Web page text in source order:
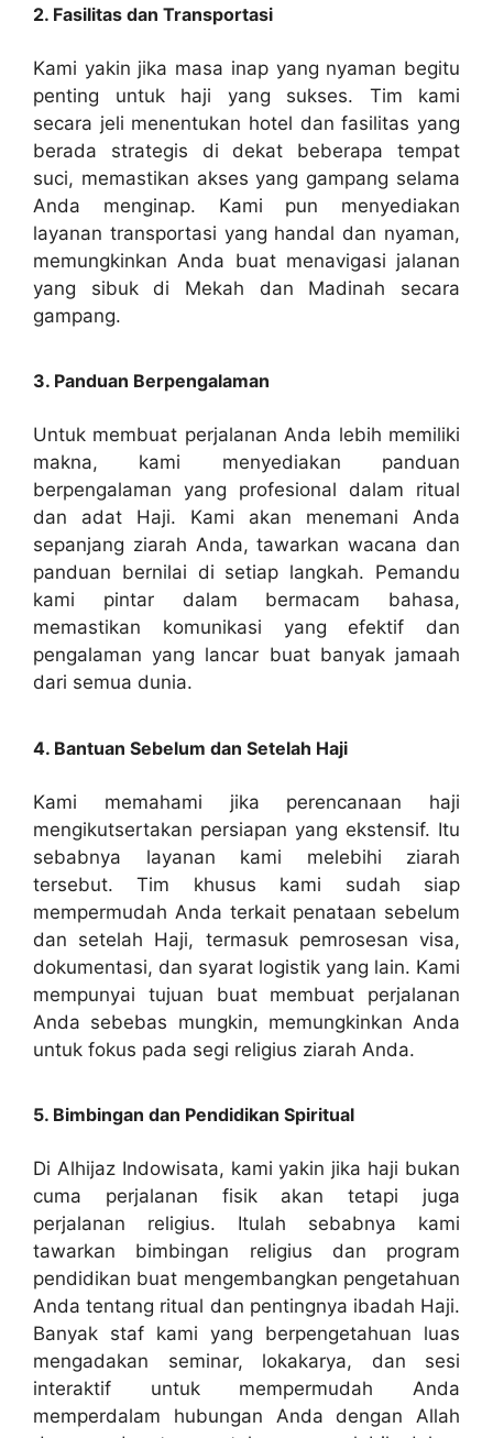
2. Fasilitas dan Transportasi
Kami yakin jika masa inap yang nyaman begitu
penting untuk haji yang sukses. Tim kami
secara jeli menentukan hotel dan fasilitas yang
berada strategis di dekat beberapa tempat
suci, memastikan akses yang gampang selama
Anda menginap. Kami pun menyediakan
layanan transportasi yang handal dan nyaman,
memungkinkan Anda buat menavigasi jalanan
yang sibuk di Mekah dan Madinah secara
gampang.
3. Panduan Berpengalaman
Untuk membuat perjalanan Anda lebih memiliki
makna, kami menyediakan panduan
berpengalaman yang profesional dalam ritual
dan adat Haji. Kami akan menemani Anda
sepanjang ziarah Anda, tawarkan wacana dan
panduan bernilai di setiap langkah. Pemandu
kami pintar dalam bermacam bahasa,
memastikan komunikasi yang efektif dan
pengalaman yang lancar buat banyak jamaah
dari semua dunia.
4. Bantuan Sebelum dan Setelah Haji
Kami memahami jika perencanaan haji
mengikutsertakan persiapan yang ekstensif. Itu
sebabnya layanan kami melebihi ziarah
tersebut. Tim khusus kami sudah siap
mempermudah Anda terkait penataan sebelum
dan setelah Haji, termasuk pemrosesan visa,
dokumentasi, dan syarat logistik yang lain. Kami
mempunyai tujuan buat membuat perjalanan
Anda sebebas mungkin, memungkinkan Anda
untuk fokus pada segi religius ziarah Anda.
5. Bimbingan dan Pendidikan Spiritual
Di Alhijaz Indowisata, kami yakin jika haji bukan
cuma perjalanan fisik akan tetapi juga
perjalanan religius. Itulah sebabnya kami
tawarkan bimbingan religius dan program
pendidikan buat mengembangkan pengetahuan
Anda tentang ritual dan pentingnya ibadah Haji.
Banyak staf kami yang berpengetahuan luas
mengadakan seminar, lokakarya, dan sesi
interaktif untuk mempermudah Anda
memperdalam hubungan Anda dengan Allah